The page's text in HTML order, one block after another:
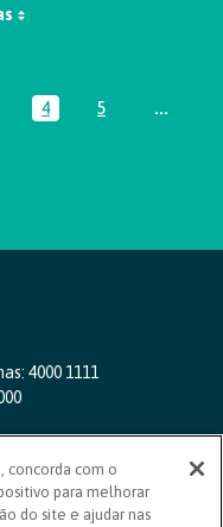
Página
4 Página
5 ...
4000 1111
das 8h às 20h)
concorda com o
para melhorar
do site e ajudar nas